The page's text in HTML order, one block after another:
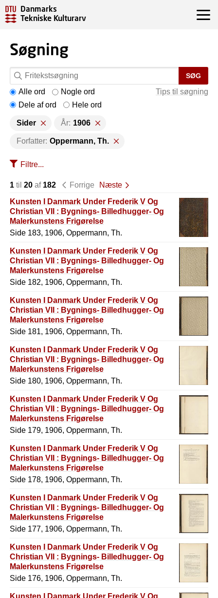
Danmarks
Tekniske Kulturarv
Søgning
SØG
Tips til søgning
Alle ord
Nogle ord
Dele af ord
Hele ord
Sider År: 1906
Forfatter: Oppermann, Th.
Filtre...
1 til 20 af 182 Forrige
Næste
Kunsten I Danmark Under Frederik V Og
Christian VII : Bygnings- Billedhugger- Og
Malerkunstens Frigørelse
Side 183, 1906, Oppermann, Th.
Kunsten I Danmark Under Frederik V Og
Christian VII : Bygnings- Billedhugger- Og
Malerkunstens Frigørelse
Side 182, 1906, Oppermann, Th.
Kunsten I Danmark Under Frederik V Og
Christian VII : Bygnings- Billedhugger- Og
Malerkunstens Frigørelse
Side 181, 1906, Oppermann, Th.
Kunsten I Danmark Under Frederik V Og
Christian VII : Bygnings- Billedhugger- Og
Malerkunstens Frigørelse
Side 180, 1906, Oppermann, Th.
Kunsten I Danmark Under Frederik V Og
Christian VII : Bygnings- Billedhugger- Og
Malerkunstens Frigørelse
Side 179, 1906, Oppermann, Th.
Kunsten I Danmark Under Frederik V Og
Christian VII : Bygnings- Billedhugger- Og
Malerkunstens Frigørelse
Side 178, 1906, Oppermann, Th.
Kunsten I Danmark Under Frederik V Og
Christian VII : Bygnings- Billedhugger- Og
Malerkunstens Frigørelse
Side 177, 1906, Oppermann, Th.
Kunsten I Danmark Under Frederik V Og
Christian VII : Bygnings- Billedhugger- Og
Malerkunstens Frigørelse
Side 176, 1906, Oppermann, Th.
Kunsten I Danmark Under Frederik V Og